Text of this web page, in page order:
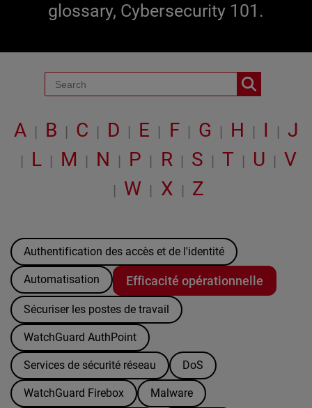
glossary, Cybersecurity 101.
A | B | C | D | E | F | G | H | I | J
| L | M | N | P | R | S | T | U | V
| W | X | Z
Authentification des accès et de l'identité
Automatisation Efficacité opérationnelle
Sécuriser les postes de travail
WatchGuard AuthPoint
Services de sécurité réseau DoS
WatchGuard Firebox Malware